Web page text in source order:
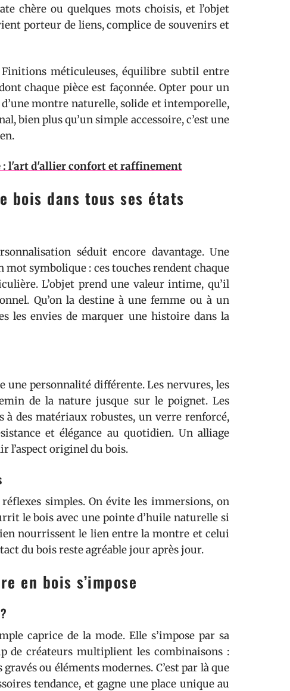
chère ou quelques mots choisis, et l’objet
porteur de liens, complice de souvenirs et
Finitions méticuleuses, équilibre subtil entre
chaque pièce est façonnée. Opter pour un
d’une montre naturelle, solide et intemporelle,
bien plus qu’un simple accessoire, c’est une
: l'art d'allier confort et raffinement
bois dans tous ses états
séduit encore davantage. Une
symbolique : ces touches rendent chaque
L’objet prend une valeur intime, qu’il
Qu’on la destine à une femme ou à un
les envies de marquer une histoire dans la
une personnalité différente. Les nervures, les
de la nature jusque sur le poignet. Les
à des matériaux robustes, un verre renforcé,
et élégance au quotidien. Un alliage
l’aspect originel du bois.
simples. On évite les immersions, on
le bois avec une pointe d’huile naturelle si
nourrissent le lien entre la montre et celui
du bois reste agréable jour après jour.
en bois s’impose
caprice de la mode. Elle s’impose par sa
de créateurs multiplient les combinaisons :
ou éléments modernes. C’est par là que
tendance, et gagne une place unique au